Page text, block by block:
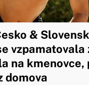
&
vzpamatovala
na kmenovce,
domova